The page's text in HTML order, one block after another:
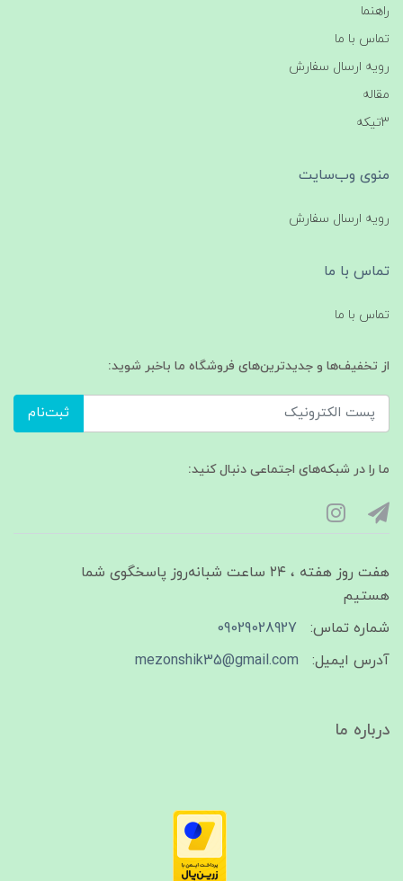
راهنما
تماس با ما
رویه ارسال سفارش
مقاله
3تیکه
منوی وب‌سایت
رویه ارسال سفارش
تماس با ما
تماس با ما
از تخفیف‌ها و جدیدترین‌های فروشگاه ما باخبر شوید:
ثبت‌نام
ما را در شبکه‌های اجتماعی دنبال کنید:
هفت روز هفته ، ۲۴ ساعت شبانه‌روز پاسخگوی شما
هستیم
شماره تماس:
09029028927
آدرس ایمیل:
mezonshik35@gmail.com
درباره ما